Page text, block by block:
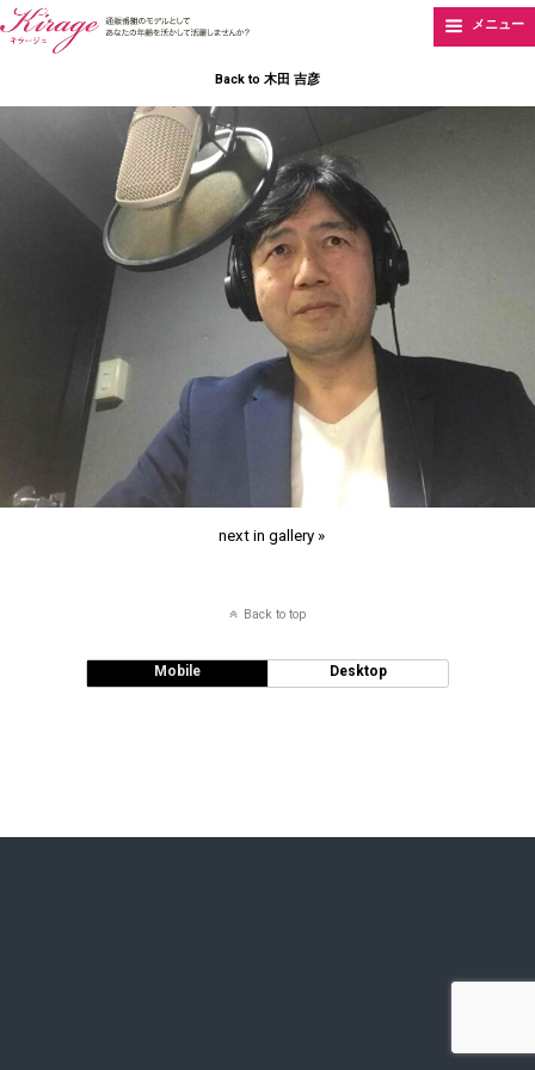
メニュー
Back to 木田 吉彦
next in gallery »
Back to top
Mobile Desktop